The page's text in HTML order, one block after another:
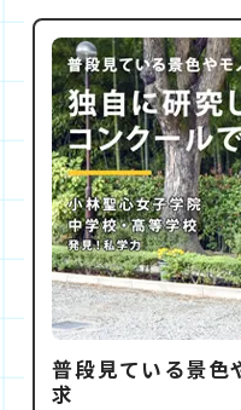
日を始めます。
この朝の習慣が、長く
2020年春。新型コロ
校を余儀なくされた時
や先生にも会えない。
常が、あたりまえでな
かった生徒たち。そん
月から毎日動画で配信
音です。
祈りと鐘の音を絶やさ
たものは何だったので
け続けた教員と、鐘の
うかがいました。
普段見ている景色
求